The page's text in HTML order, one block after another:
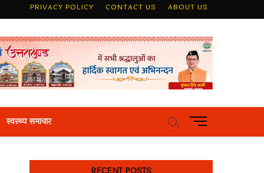
PRIVACY POLICY CONTACT US ABOUT US
स्वस्थ्य समाचार
M
e
u